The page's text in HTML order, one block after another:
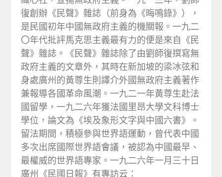
復創辦《民聲》雜誌（前身為《晦鳴錄》），
是民國初年中國無政府主義的機關報。一九二
〇年代批評馬克思主義最有力的便是來自《民
聲》雜誌。《民聲》雜誌除了由劉師復撰寫無
政府主義的文章外，其時在新加坡的梁冰弦和
身處廣州的黃尊生則譯介外國無政府主義著作
兼報導各國革命風潮。一九二一年黃尊生赴法
國留學，一九二六年獲法國里昂大學文科博士
學位，論文為《埃及象形文字與中國六書》。
留法期間，積極參與世界語運動，曾代表中國
多次出席國際世界語會議，被認為中國最早、
最權威的世界語專家。一九二六年一月三十日
廣州《民國日報》有專訪云：